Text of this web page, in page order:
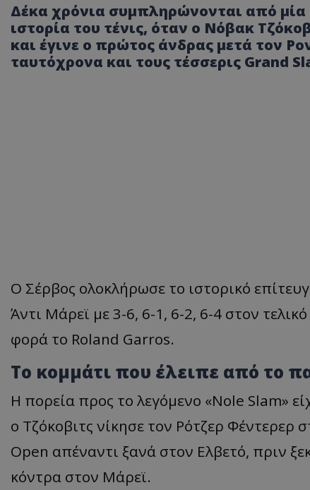
Δέκα χρόνια συμπληρώνονται από μία
ιστορία του τένις, όταν ο Νόβακ
και έγινε ο πρώτος άνδρας μετά τον
ταυτόχρονα και τους τέσσερις Grand
Ο Σέρβος ολοκλήρωσε το ιστορικό
Άντι Μάρεϊ με 3-6, 6-1, 6-2, 6-4 στον
φορά το Roland Garros.
Το κομμάτι που έλειπε από το
Η πορεία προς το λεγόμενο «Nole Slam»
ο Τζόκοβιτς νίκησε τον Ρότζερ Φέντερερ
Open απέναντι ξανά στον Ελβετό, πριν
κόντρα στον Μάρεϊ.